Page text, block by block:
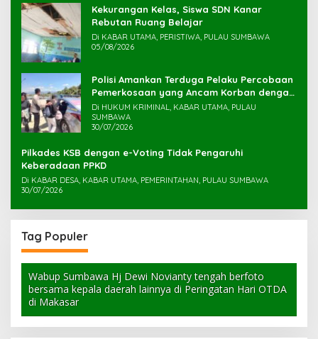
Kekurangan Kelas, Siswa SDN Kanar
Rebutan Ruang Belajar
Di KABAR UTAMA, PERISTIWA, PULAU SUMBAWA
05/08/2026
Polisi Amankan Terduga Pelaku Percobaan
Pemerkosaan yang Ancam Korban dengan
Parang
Di HUKUM KRIMINAL, KABAR UTAMA, PULAU
SUMBAWA
30/07/2026
Pilkades KSB dengan e-Voting Tidak Pengaruhi
Keberadaan PPKD
Di KABAR DESA, KABAR UTAMA, PEMERINTAHAN, PULAU SUMBAWA
30/07/2026
Tag Populer
Wabup Sumbawa Hj Dewi Novianty tengah berfoto
bersama kepala daerah lainnya di Peringatan Hari OTDA
di Makasar